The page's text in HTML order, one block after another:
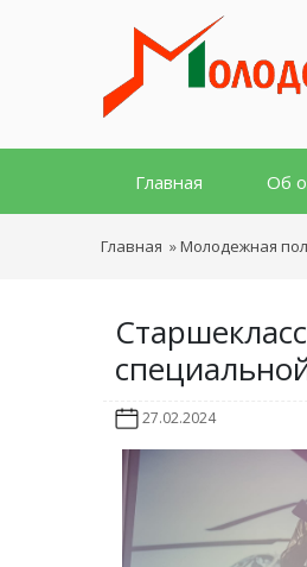
Главная Об
Главная »Молодежная
27.02.2024